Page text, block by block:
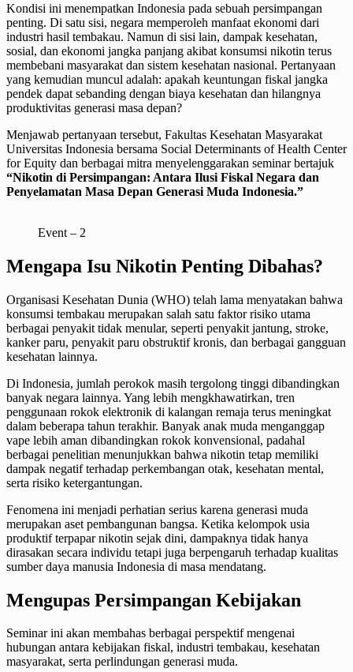
Kondisi ini menempatkan Indonesia pada sebuah persimpangan
penting. Di satu sisi, negara memperoleh manfaat ekonomi dari
industri hasil tembakau. Namun di sisi lain, dampak kesehatan,
sosial, dan ekonomi jangka panjang akibat konsumsi nikotin terus
membebani masyarakat dan sistem kesehatan nasional. Pertanyaan
yang kemudian muncul adalah: apakah keuntungan fiskal jangka
pendek dapat sebanding dengan biaya kesehatan dan hilangnya
produktivitas generasi masa depan?
Menjawab pertanyaan tersebut, Fakultas Kesehatan Masyarakat
Universitas Indonesia bersama Social Determinants of Health Center
for Equity dan berbagai mitra menyelenggarakan seminar bertajuk
“Nikotin di Persimpangan: Antara Ilusi Fiskal Negara dan
Penyelamatan Masa Depan Generasi Muda Indonesia.”
Event – 2
Mengapa Isu Nikotin Penting Dibahas?
Organisasi Kesehatan Dunia (WHO) telah lama menyatakan bahwa
konsumsi tembakau merupakan salah satu faktor risiko utama
berbagai penyakit tidak menular, seperti penyakit jantung, stroke,
kanker paru, penyakit paru obstruktif kronis, dan berbagai gangguan
kesehatan lainnya.
Di Indonesia, jumlah perokok masih tergolong tinggi dibandingkan
banyak negara lainnya. Yang lebih mengkhawatirkan, tren
penggunaan rokok elektronik di kalangan remaja terus meningkat
dalam beberapa tahun terakhir. Banyak anak muda menganggap
vape lebih aman dibandingkan rokok konvensional, padahal
berbagai penelitian menunjukkan bahwa nikotin tetap memiliki
dampak negatif terhadap perkembangan otak, kesehatan mental,
serta risiko ketergantungan.
Fenomena ini menjadi perhatian serius karena generasi muda
merupakan aset pembangunan bangsa. Ketika kelompok usia
produktif terpapar nikotin sejak dini, dampaknya tidak hanya
dirasakan secara individu tetapi juga berpengaruh terhadap kualitas
sumber daya manusia Indonesia di masa mendatang.
Mengupas Persimpangan Kebijakan
Seminar ini akan membahas berbagai perspektif mengenai
hubungan antara kebijakan fiskal, industri tembakau, kesehatan
masyarakat, serta perlindungan generasi muda.